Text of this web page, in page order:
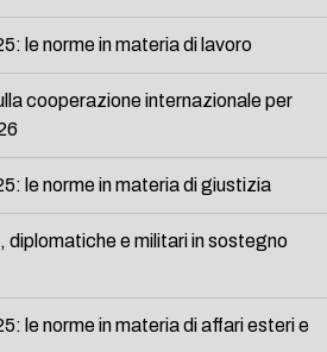
le norme in materia di lavoro
cooperazione internazionale per
le norme in materia di giustizia
diplomatiche e militari in sostegno
le norme in materia di affari esteri e